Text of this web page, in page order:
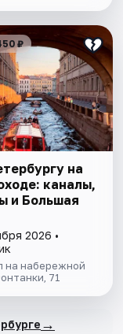
₽
на
каналы,
и Большая
2026 •
на набережной
71
→